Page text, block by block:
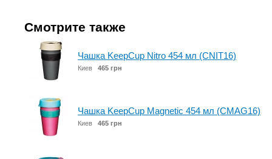
Смотрите также
Чашка KeepCup Nitro 454 мл (CNIT16)
Киев 465 грн
Чашка KeepCup Magnetic 454 мл (CMAG16)
Киев 465 грн